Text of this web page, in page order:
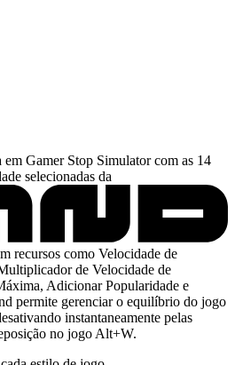
Gamer Stop Simulator com as 14
selecionadas da
recursos como Velocidade de
de Velocidade de
Adicionar Popularidade e
permite gerenciar o equilíbrio do jogo
instantaneamente pelas
no jogo Alt+W.